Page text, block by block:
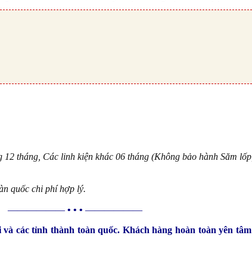
tháng, Các linh kiện khác 06 tháng (Không bảo hành Săm
quốc chi phí hợp lý.
——————• • •——————
các tỉnh thành toàn quốc. Khách hàng hoàn toàn yên